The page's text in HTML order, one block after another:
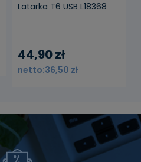
Latarka T6 USB L18368
44,90 zł
36,50 zł